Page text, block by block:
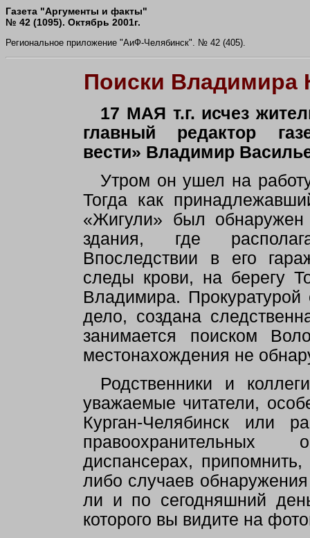
Газета "Аргументы и факты"
№ 42 (1095). Октябрь 2001г.
Региональное приложение "АиФ-Челябинск". № 42 (405).
Поиски Владимира
17 МАЯ т.г. исчез
главный редактор
вести» Владимир
Утром он ушел на
Тогда как
«Жигули» был обнаружен
здания, где
Впоследствии в его
следы крови, на берегу
Владимира. Прокуратурой
дело, создана
занимается поиском
местонахождения не
Родственники и
уважаемые читатели,
Курган-Челябинск или
правоохранительных
диспансерах,
либо случаев
ли и по сегодняшний
которого вы видите на